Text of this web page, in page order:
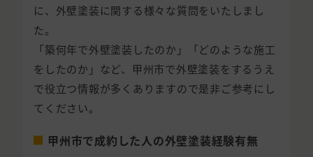
に、外壁塗装に関する様々な質問をいたしまし
た。
「築何年で外壁塗装したのか」「どのような施工
をしたのか」など、甲州市で外壁塗装をするうえ
で役立つ情報が多くありますので是非ご参考にし
てください。
甲州市で成約した人の外壁塗装経験有無